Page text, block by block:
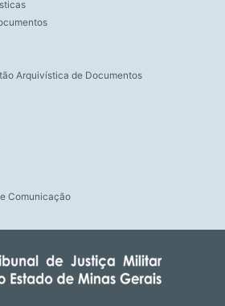
Arquivística de Documentos
Comunicação